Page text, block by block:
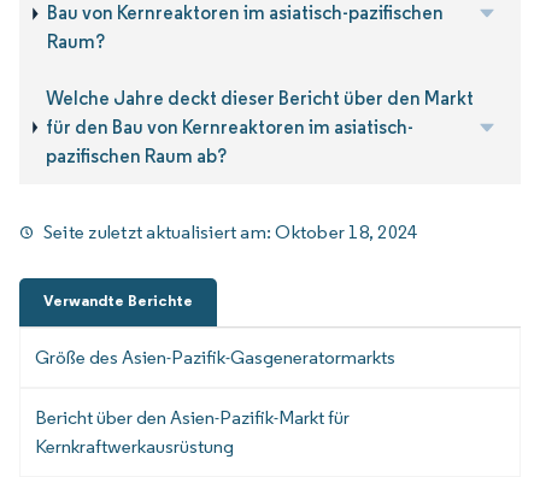
Bau von Kernreaktoren im asiatisch-pazifischen
Raum?
Welche Jahre deckt dieser Bericht über den Markt
für den Bau von Kernreaktoren im asiatisch-
pazifischen Raum ab?
Seite zuletzt aktualisiert am:Oktober 18, 2024
Verwandte Berichte
Größe des Asien-Pazifik-Gasgeneratormarkts
Bericht über den Asien-Pazifik-Markt für
Kernkraftwerkausrüstung